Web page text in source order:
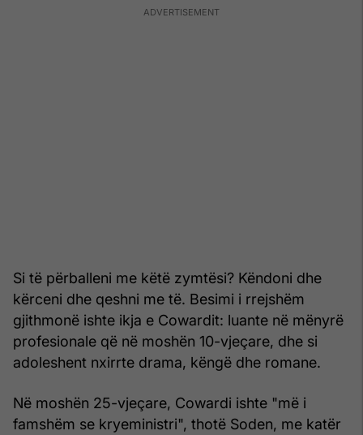
Si të përballeni me këtë zymtësi? Këndoni dhe
kërceni dhe qeshni me të. Besimi i rrejshëm
gjithmonë ishte ikja e Cowardit: luante në mënyrë
profesionale që në moshën 10-vjeçare, dhe si
adoleshent nxirrte drama, këngë dhe romane.
Në moshën 25-vjeçare, Cowardi ishte "më i
famshëm se kryeministri", thotë Soden, me katër